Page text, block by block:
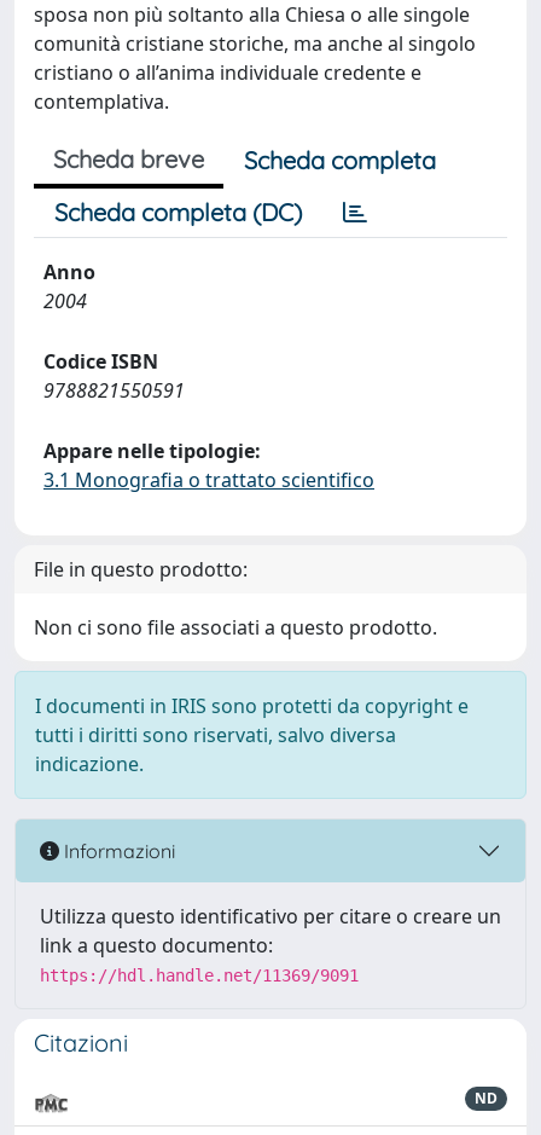
sposa non più soltanto alla Chiesa o alle singole
comunità cristiane storiche, ma anche al singolo
cristiano o all’anima individuale credente e
contemplativa.
Scheda breve
Scheda completa
Scheda completa (DC)
Anno
2004
Codice ISBN
9788821550591
Appare nelle tipologie:
3.1 Monografia o trattato scientifico
File in questo prodotto:
Non ci sono file associati a questo prodotto.
I documenti in IRIS sono protetti da copyright e
tutti i diritti sono riservati, salvo diversa
indicazione.
Informazioni
Utilizza questo identificativo per citare o creare un
link a questo documento:
https://hdl.handle.net/11369/9091
Citazioni
ND